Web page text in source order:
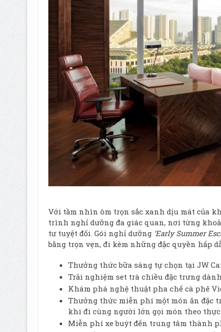
Với tầm nhìn ôm trọn sắc xanh dịu mát của
trình nghỉ dưỡng đa giác quan, nơi từng
tư tuyệt đối. Gói nghỉ dưỡng ‘Early Summer
bằng trọn vẹn, đi kèm những đặc quyền hấp
Thưởng thức bữa sáng tự chọn tại JW
Trải nghiệm set trà chiều đặc trưng
Khám phá nghệ thuật pha chế cà phê
Thưởng thức miễn phí một món ăn đặc
khi đi cùng người lớn gọi món theo
Miễn phí xe buýt đến trung tâm thành